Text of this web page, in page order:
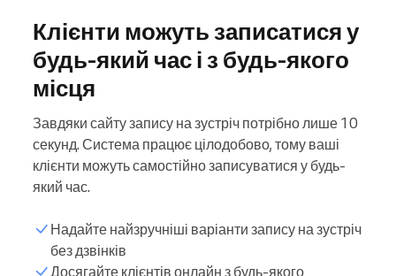
Клієнти можуть записатися у
будь-який час і з будь-якого
місця
Завдяки сайту запису на зустріч потрібно лише 10
секунд. Система працює цілодобово, тому ваші
клієнти можуть самостійно записуватися у будь-
який час.
Надайте найзручніші варіанти запису на зустріч
без дзвінків
Досягайте клієнтів онлайн з будь-якого